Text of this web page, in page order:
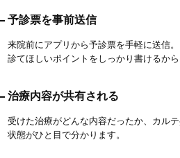
予診票を事前送信
来院前にアプリから予診票を手軽に送信。
診てほしいポイントをしっかり書けるか
治療内容が共有される
受けた治療がどんな内容だったか、カル
状態がひと目で分かります。